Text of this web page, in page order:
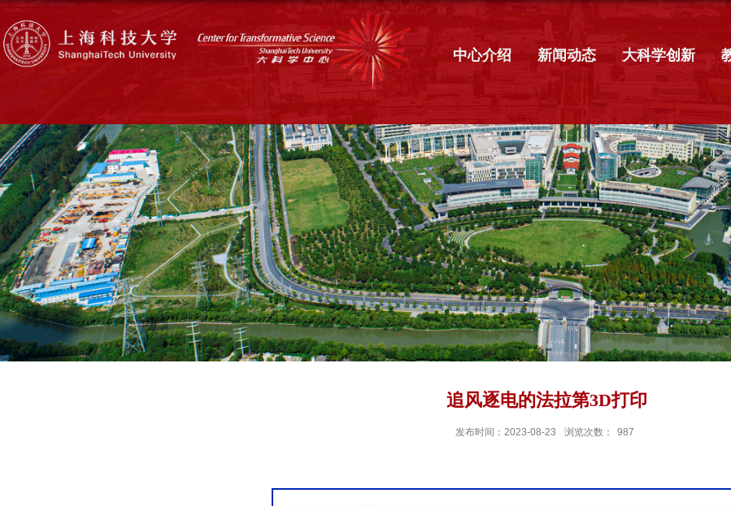
中心介绍 新闻动态 大科学创新
追风逐电的法拉第3D打印
发布时间：2023-08-23 浏览次数： 987